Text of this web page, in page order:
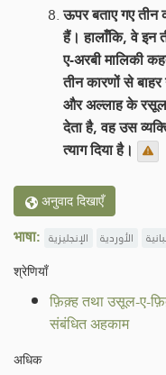
ऊपर बताए गए तीन
हैं। हालाँकि, वे इन
ए-अरबी मालिकी
तीन कारणों से
और अल्लाह के
देता है, वह उस
त्याग दिया है।
अनुवाद दिखाएँ
भाषा: الإنجليزية الأوردية
श्रेणियाँ
फ़िक़्ह तथा उसूल-ए-
संबंधित अहकाम
अधिक